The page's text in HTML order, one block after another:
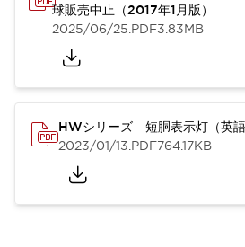
球販売中止（2017年1月版）
2025/06/25.PDF3.83MB
HWシリーズ 短胴表示灯（英語
2023/01/13.PDF764.17KB